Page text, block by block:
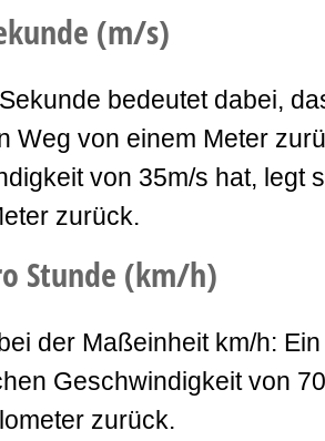
(m/s)
bedeutet dabei,
Weg von einem Meter
von 35m/s hat, legt
zurück.
Stunde (km/h)
der Maßeinheit km/h:
Geschwindigkeit von
zurück.